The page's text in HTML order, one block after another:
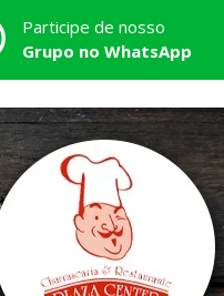
Participe de nosso
Grupo no WhatsApp